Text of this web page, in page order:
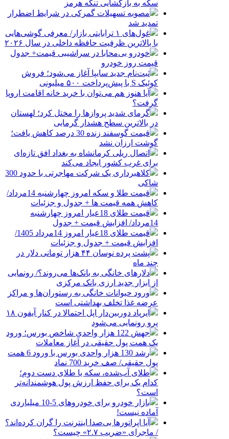
سکه به بازگشایی تنگه هرمز
مصوبه تسهیلات گمرکی در شرایط اضطرار
تمدید شد
غول‌های ۱ ترابایتی بازار/ معرفی گوشی‌هایی
با بالاترین ظرفیت حافظه داخلی در سال ۲۰۲۶
خودرو بی‌محابا در سراشیبی قیمت+ جدول
قیمت روز خودرو
ثبت‌نام جدید سایپا آغاز می‌شود؛ فروش
کوئیک S با پیش‌پرداخت ۵۰۰ میلیونی
آیا هنوز هم می‌توان با خرید خانه اقامت اروپا
گرفت؟
گرمای شدید پروازها را مختل کرد؛ لهستان
در بالاترین سطح هشدار گرمایی
قیمت گوسفند زنده 30 درصد کاهش یافت؛
گوشت ارزان نشد
اتصال ریلی کرمانشاه به بغداد افق تازه‌ای
برای غرب کشور ایجاد می‌کند
کلاهبرداری یک شرکت مهاجرتی با حدود 300
شاکی
قیمت طلا و سکه امروز چهارشنبه 14مرداد/
کاهش همه قیمت ها + جدول و جزئیات
قیمت طلای 18عیار امروز چهارشنبه
14مرداد/ افزایش قیمت + جدول
قیمت طلای 18عیار امروز 14مرداد 1405/
افزایش قیمت + جدول و جزئیات
پشت پرده نوسان ۴۴ هزار تومانی دلار در
چند ماه
دلارهای خانگی به بانک‌ها می‌روند؟/ رونمایی
از ابزار جدید ارزی بانک مرکزی
ورود حیوانات خانگی به رستوران‌ها و مراکز
عرضه غذا تخلف بهداشتی است
ایرپاد دوربین‌دار اپل احتمالا در کنار آیفون ۱۸
پرو رونمایی می‌شود
جهش 122 هزار واحدی شاخص بورس؛ ورود
یک همت پول حقیقی در آغاز معاملات
رشد 130 هزار واحدی بورس با ورود 6 همت
پول حقیقی/ صف خرید 700 نماد
طلای آب‌شده، سکه یا طلای دست دوم؛
کدام یک برای حفظ ارزش پول هوشمندانه‌تر
است؟
بازار خودرو برای خودروهای 5-10 میلیاردی
آماده نیست!
آیا اپراتورها بی‌صدا اینترنت را گران کرده‌اند؟
/ ماجرای «ضریب ۲.۷» چیست؟